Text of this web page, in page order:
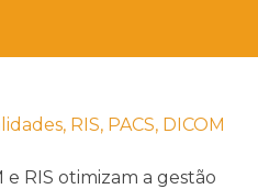
RIS, PACS, DICOM
e RIS otimizam a gestão